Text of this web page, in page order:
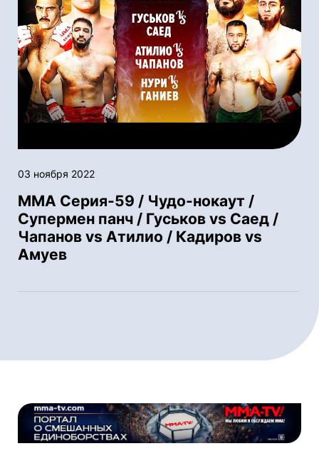
03 ноября 2022
ММА Серия-59 / Чудо-нокаут /
Супермен панч / Гуськов vs Саед /
Чапанов vs Атилио / Кадиров vs
Амуев